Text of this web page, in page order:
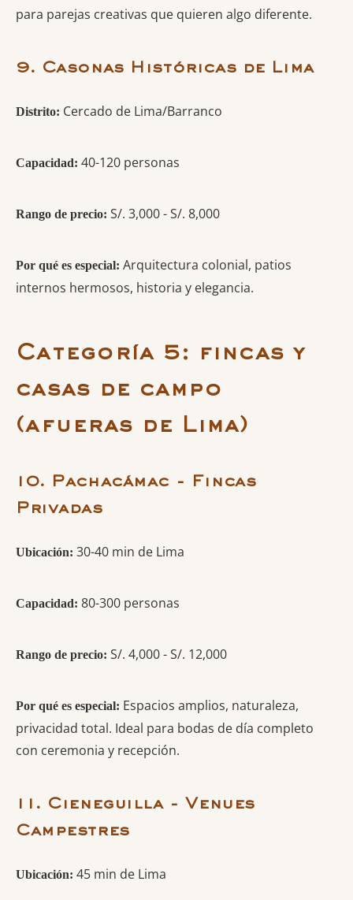
para parejas creativas que quieren algo diferente.
9. Casonas Históricas de Lima
Distrito: Cercado de Lima/Barranco
Capacidad: 40-120 personas
Rango de precio: S/. 3,000 - S/. 8,000
Por qué es especial: Arquitectura colonial, patios
internos hermosos, historia y elegancia.
Categoría 5: fincas y
casas de campo
(afueras de Lima)
10. Pachacámac - Fincas
Privadas
Ubicación: 30-40 min de Lima
Capacidad: 80-300 personas
Rango de precio: S/. 4,000 - S/. 12,000
Por qué es especial: Espacios amplios, naturaleza,
privacidad total. Ideal para bodas de día completo
con ceremonia y recepción.
11. Cieneguilla - Venues
Campestres
Ubicación: 45 min de Lima